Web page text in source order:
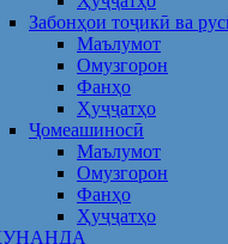
Забонҳои тоҷикӣ ва
Маълумот
Омузгорон
Фанҳо
Ҳуҷҷатҳо
Ҷомеашиносӣ
Маълумот
Омузгорон
Фанҳо
Ҳуҷҷатҳо